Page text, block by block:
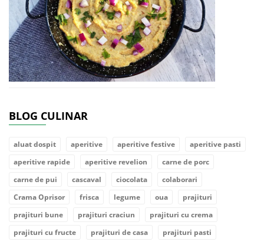
BLOG CULINAR
aluat dospit aperitive aperitive festive
aperitive pasti
aperitive rapide
aperitive revelion
carne de porc
carne de pui
cascaval ciocolata
colaborari
Crama Oprisor
frisca legume oua
prajituri
prajituri bune
prajituri craciun
prajituri cu crema
prajituri cu fructe
prajituri de casa
prajituri pasti